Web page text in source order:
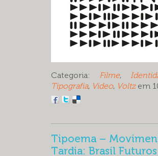
Categoria: Filme,
Tipografia, Video, Voltzem
Tipoema –
Tardia: Brasil